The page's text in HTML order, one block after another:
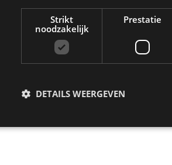
Strikt
noodzakelijk
Prestatie
DETAILS WEERGEVEN